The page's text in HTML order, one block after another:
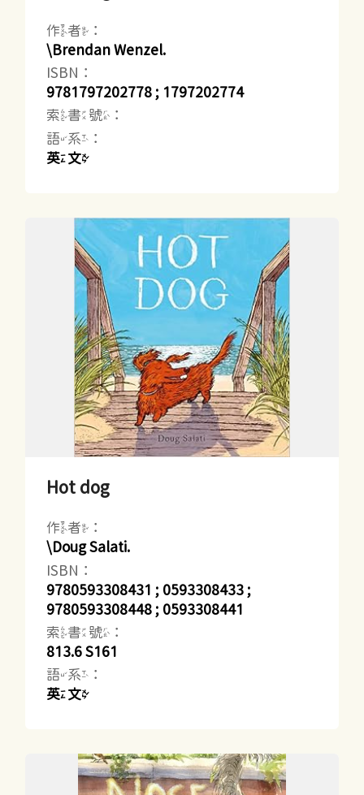
作者：
\Brendan Wenzel.
ISBN：
9781797202778 ; 1797202774
索書號：
語系：
英文
Hot dog
作者：
\Doug Salati.
ISBN：
9780593308431 ; 0593308433 ;
9780593308448 ; 0593308441
索書號：
813.6 S161
語系：
英文